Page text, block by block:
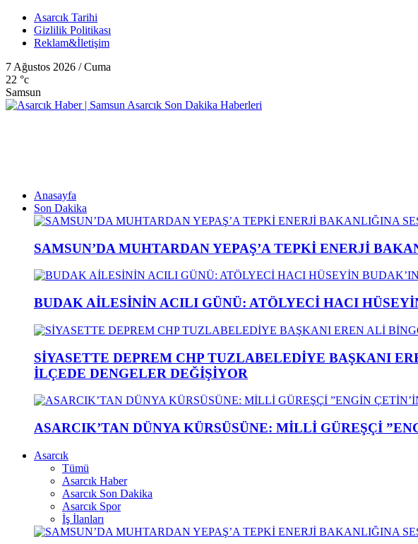
Asarcık Tarihi
Gizlilik Politikası
Reklam&İletişim
7 Ağustos 2026 / Cuma
22 °c
Samsun
Anasayfa
Son Dakika
SAMSUN’DA MUHTARDAN YEPAŞ’A TEPKİ ENERJİ
BUDAK AİLESİNİN ACILI GÜNÜ: ATÖLYECİ HACI
SİYASETTE DEPREM CHP TUZLABELEDİYE BAŞKANI
İLÇEDE DENGELER DEĞİŞİYOR
ASARCIK’TAN DÜNYA KÜRSÜSÜNE: MİLLİ GÜREŞÇİ
Asarcık
Tümü
Asarcık Haber
Asarcık Son Dakika
Asarcık Spor
İş İlanları